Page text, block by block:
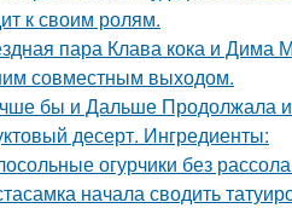
к своим ролям.
пара Клава кока и Дима
совместным выходом.
бы и Дальше Продолжала
десерт. Ингредиенты:
огурчики без
начала сводить